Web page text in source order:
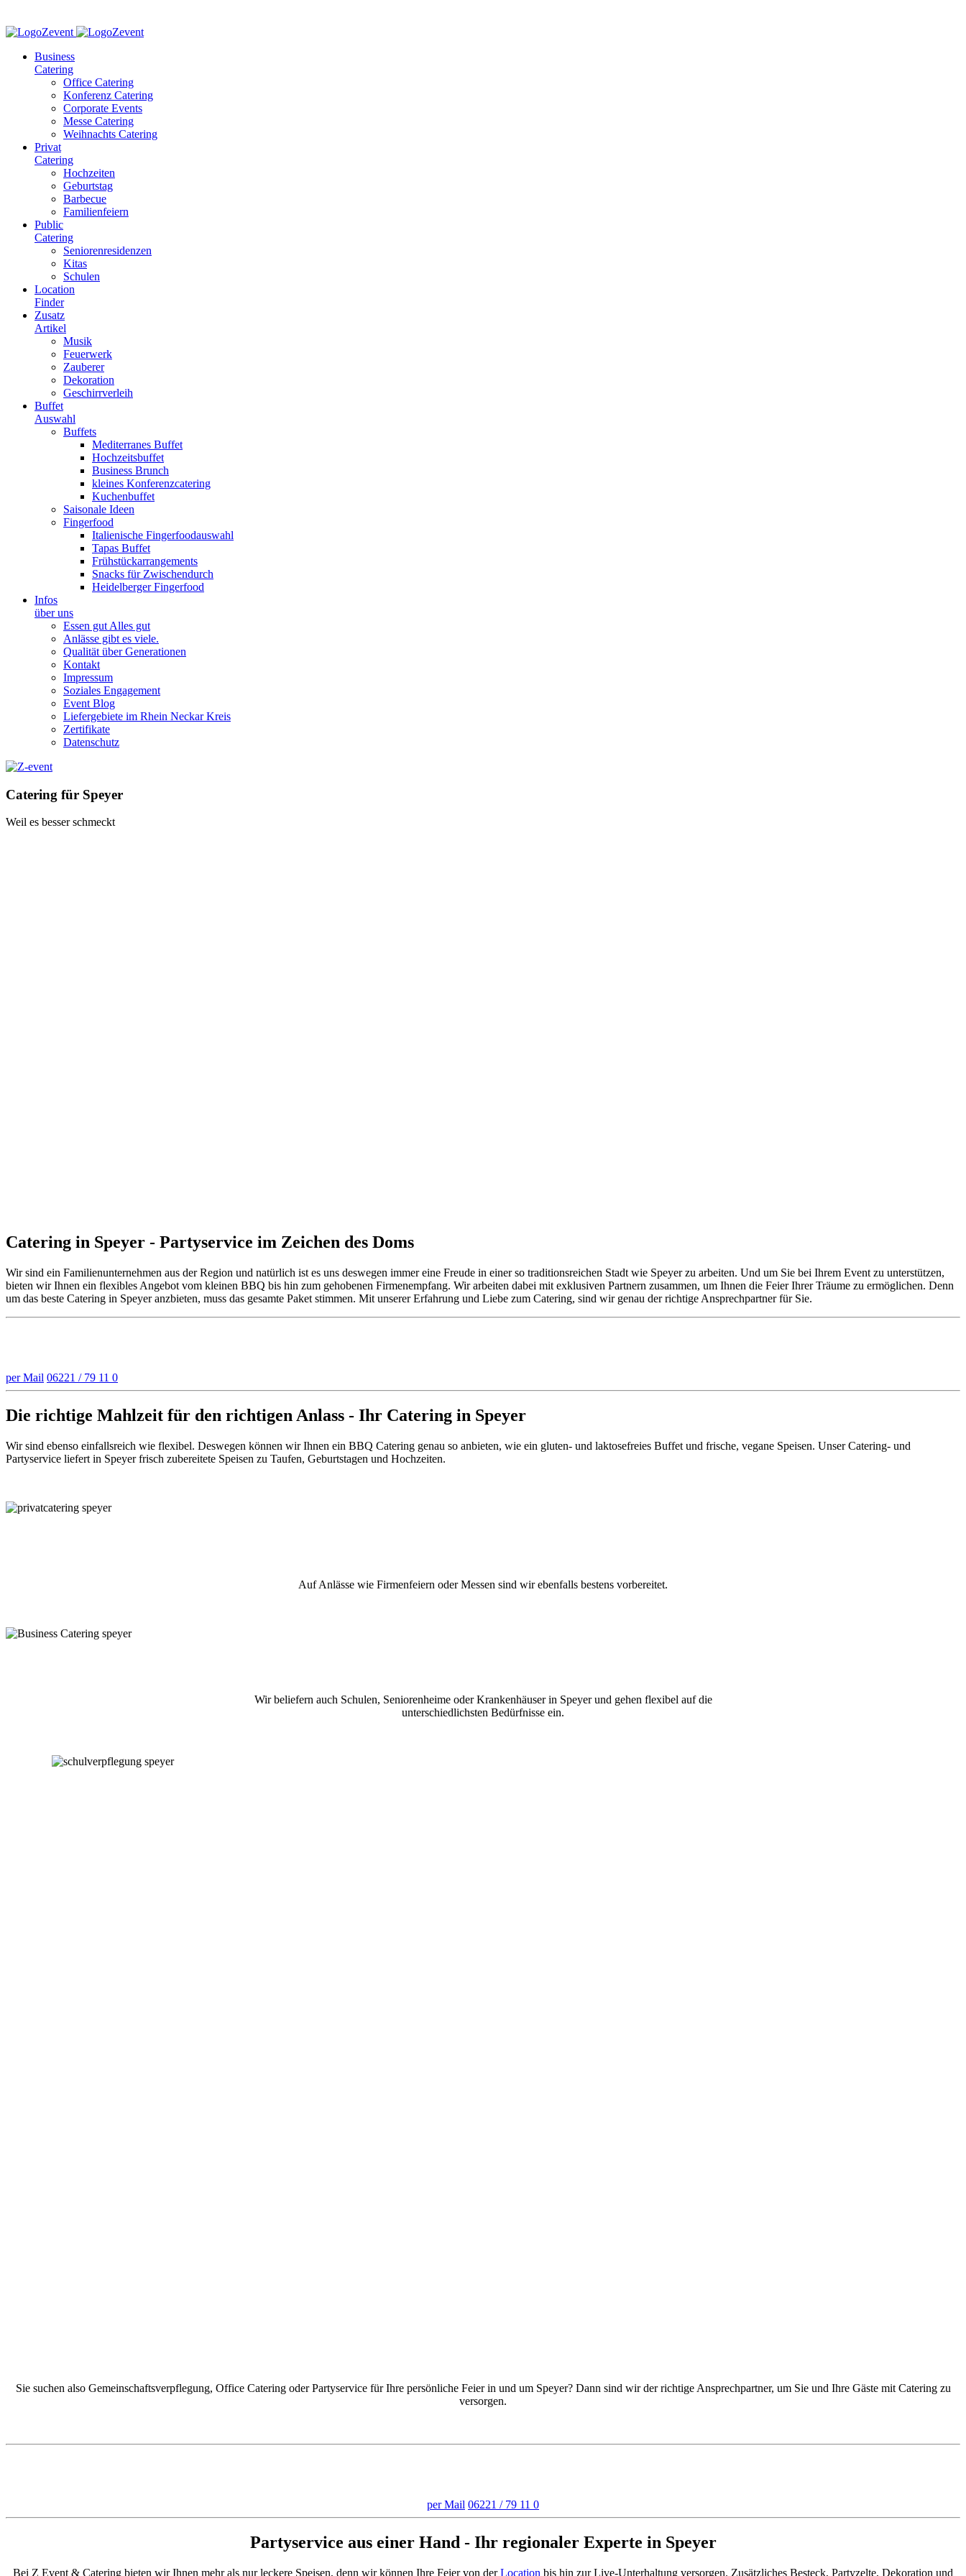
Business
Catering
Office Catering
Konferenz Catering
Corporate Events
Messe Catering
Weihnachts Catering
Privat
Catering
Hochzeiten
Geburtstag
Barbecue
Familienfeiern
Public
Catering
Seniorenresidenzen
Kitas
Schulen
Location
Finder
Zusatz
Artikel
Musik
Feuerwerk
Zauberer
Dekoration
Geschirrverleih
Buffet
Auswahl
Buffets
Mediterranes Buffet
Hochzeitsbuffet
Business Brunch
kleines Konferenzcatering
Kuchenbuffet
Saisonale Ideen
Fingerfood
Italienische Fingerfoodauswahl
Tapas Buffet
Frühstückarrangements
Snacks für Zwischendurch
Heidelberger Fingerfood
Infos
über uns
Essen gut Alles gut
Anlässe gibt es viele.
Qualität über Generationen
Kontakt
Impressum
Soziales Engagement
Event Blog
Liefergebiete im Rhein Neckar Kreis
Zertifikate
Datenschutz
Catering für Speyer
Weil es besser schmeckt
Catering in Speyer - Partyservice im Zeichen des Doms
Wir sind ein Familienunternehmen aus der Region und natürlich ist es uns deswegen immer eine Freude in einer so traditionsreichen Stadt wie Speyer zu arbeiten. Und um Sie bei Ihrem Event zu unterstützen,
bieten wir Ihnen ein flexibles Angebot vom kleinen BBQ bis hin zum gehobenen Firmenempfang. Wir arbeiten dabei mit exklusiven Partnern zusammen, um Ihnen die Feier Ihrer Träume zu ermöglichen. Denn
um das beste Catering in Speyer anzbieten, muss das gesamte Paket stimmen. Mit unserer Erfahrung und Liebe zum Catering, sind wir genau der richtige Ansprechpartner für Sie.
per Mail 06221 / 79 11 0
Die richtige Mahlzeit für den richtigen Anlass - Ihr Catering in Speyer
Wir sind ebenso einfallsreich wie flexibel. Deswegen können wir Ihnen ein BBQ Catering genau so anbieten, wie ein gluten- und laktosefreies Buffet und frische, vegane Speisen. Unser Catering- und
Partyservice liefert in Speyer frisch zubereitete Speisen zu Taufen, Geburtstagen und Hochzeiten.
Auf Anlässe wie Firmenfeiern oder Messen sind wir ebenfalls bestens vorbereitet.
Wir beliefern auch Schulen, Seniorenheime oder Krankenhäuser in Speyer und gehen flexibel auf die
unterschiedlichsten Bedürfnisse ein.
Sie suchen also Gemeinschaftsverpflegung, Office Catering oder Partyservice für Ihre persönliche Feier in und um Speyer? Dann sind wir der richtige Ansprechpartner, um Sie und Ihre Gäste mit Catering zu
versorgen.
per Mail 06221 / 79 11 0
Partyservice aus einer Hand - Ihr regionaler Experte in Speyer
Bei Z Event & Catering bieten wir Ihnen mehr als nur leckere Speisen, denn wir können Ihre Feier von derLocation bis hin zur Live-Unterhaltung versorgen. Zusätzliches Besteck, Partyzelte, Dekoration und